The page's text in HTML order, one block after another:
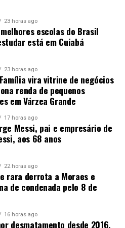
positivo nos EUA, durante o
novas baixas em Chicago.
o mercado será a
chinesas, o que ainda não é
sinais positivos dos últimos
UNIJUÍ, do prof. Dr.
da UNIJUÍ, doutor em
EHESS de Paris-França,
e analista de mercado da
23 horas ago
escolas do Brasil
está em Cuiabá
23 horas ago
vira vitrine de negócios
renda de pequenos
em Várzea Grande
17 horas ago
Messi, pai e empresário de
aos 68 anos
22 horas ago
rara derrota a Moraes e
de condenada pelo 8 de
16 horas ago
desmatamento desde 2016,